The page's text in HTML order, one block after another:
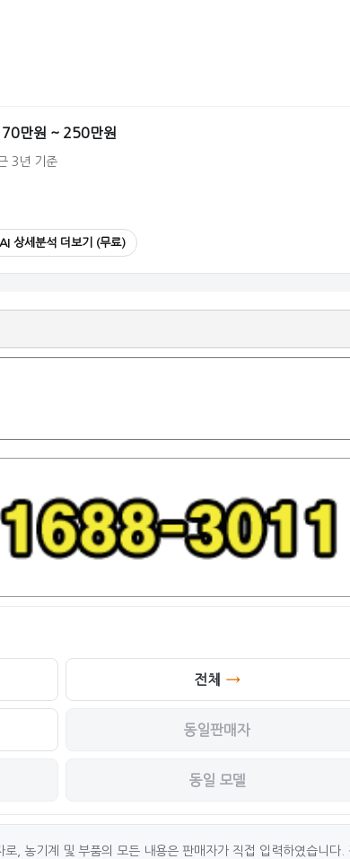
만원 ~ 250만원
3년 기준
AI 상세분석 더보기 (무료)
전체
동일판매자
동일 모델
, 농기계 및 부품의 모든 내용은 판매자가 직접 입력하였습니다.